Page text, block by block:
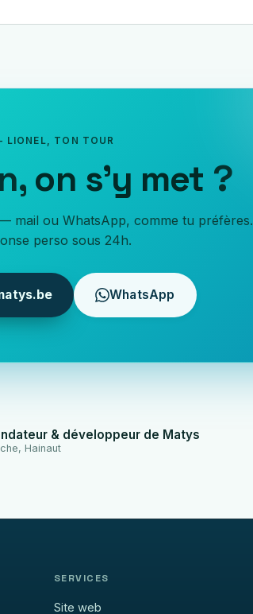
LIONEL, TON TOUR
on s'y met ?
mail ou WhatsApp, comme tu préfères.
perso sous 24h.
WhatsApp
& développeur de Matys
Hainaut
SERVICES
Site web